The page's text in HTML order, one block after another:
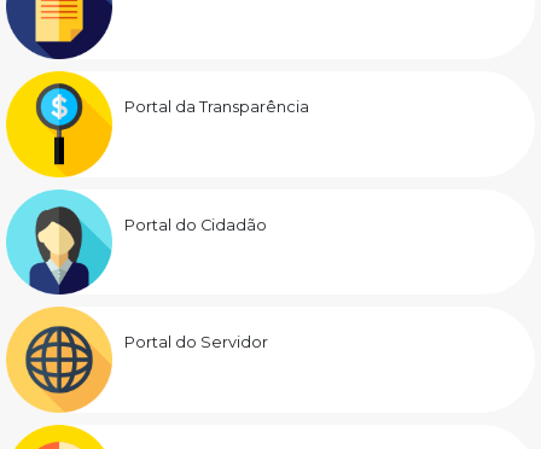
Portal da Transparência
Portal do Cidadão
Portal do Servidor